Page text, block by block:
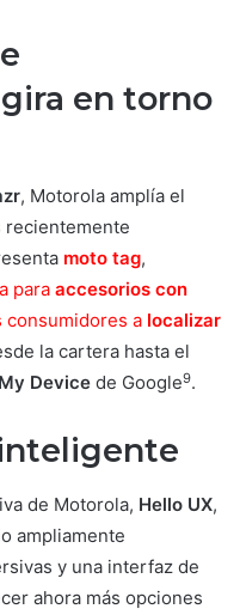
en torno
, Motorola amplía el
recientemente
moto tag,
para accesorios con
consumidores a localizar
la cartera hasta el
Device de Google9.
de Motorola, Hello UX,
ampliamente
y una interfaz de
ahora más opciones